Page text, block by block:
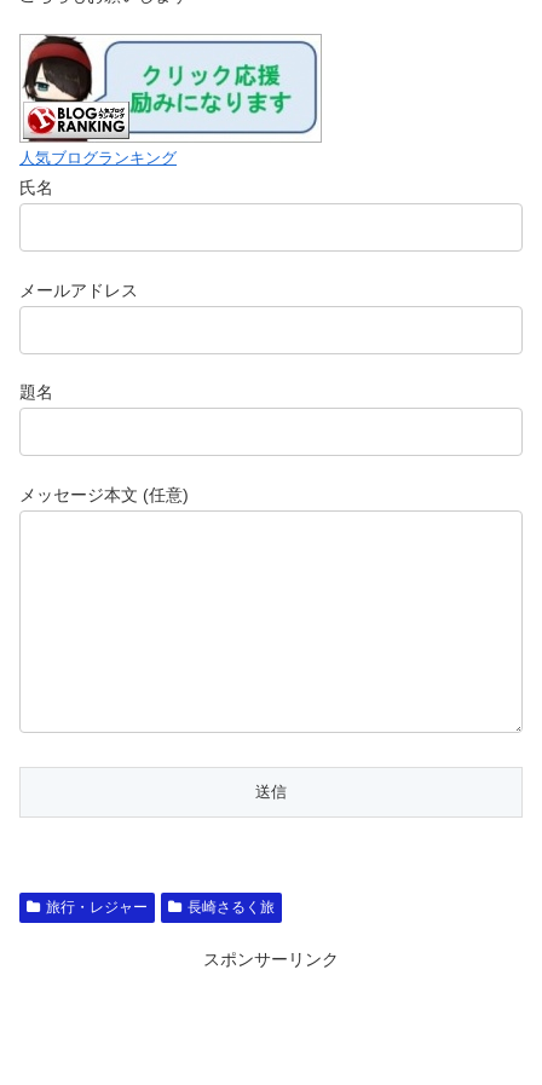
人気ブログランキング
氏名
メールアドレス
題名
メッセージ本文 (任意)
旅行・レジャー 長崎さるく旅
スポンサーリンク